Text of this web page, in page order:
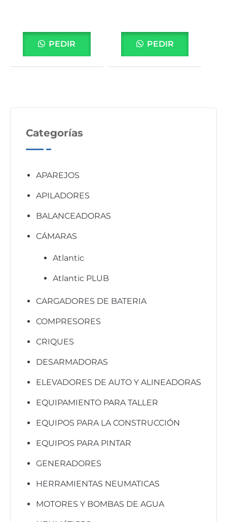
PEDIR PEDIR
Categorías
APAREJOS
APILADORES
BALANCEADORAS
CÁMARAS
Atlantic
Atlantic PLUB
CARGADORES DE BATERIA
COMPRESORES
CRIQUES
DESARMADORAS
ELEVADORES DE AUTO Y ALINEADORAS
EQUIPAMIENTO PARA TALLER
EQUIPOS PARA LA CONSTRUCCIÓN
EQUIPOS PARA PINTAR
GENERADORES
HERRAMIENTAS NEUMATICAS
MOTORES Y BOMBAS DE AGUA